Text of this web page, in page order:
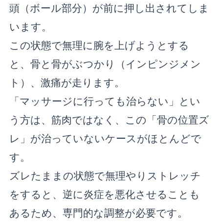
頭（ボール部分）が前に押し出されてしま
います。
この状態で無理に腕を上げようとする
と、骨と骨がぶつかり（インピンジメン
ト）、激痛が走ります。
「マッサージに行っても治らない」とい
う方は、筋肉ではなく、この「骨の位置ズ
レ」が治っていないケースがほとんどで
す。
ズレたままの状態で無理やりストレッチ
をすると、逆に炎症を悪化させることも
あるため、専門的な調整が必要です。